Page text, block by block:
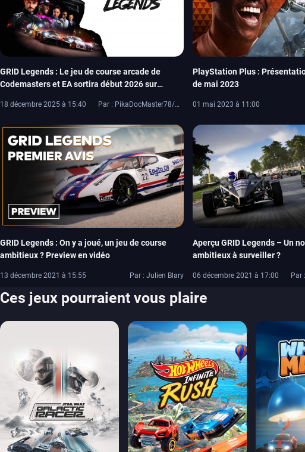
GRID Legends : Le jeu de course arcade de
Codemasters et EA sortira début 2026 sur
18 décembre 2025 à 15:40 Par : PikaDocMaster78/PikaDoc42
PlayStation Plus :
de mai 2023
01 mai 2023 à 11:00
GRID Legends : On y a joué, un jeu de course
ambitieux ? Preview en vidéo
13 décembre 2021 à 15:55 Par : Julien Blary
Aperçu GRID Legends – Un
ambitieux à surveiller ?
06 décembre 2021 à 17:00
Ces jeux pourraient vous plaire